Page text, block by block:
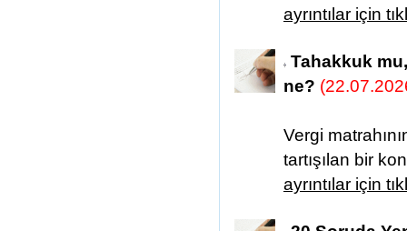
ayrıntılar için
Tahakkuk
ne?
Vergi
tartışılan bir
ayrıntılar için